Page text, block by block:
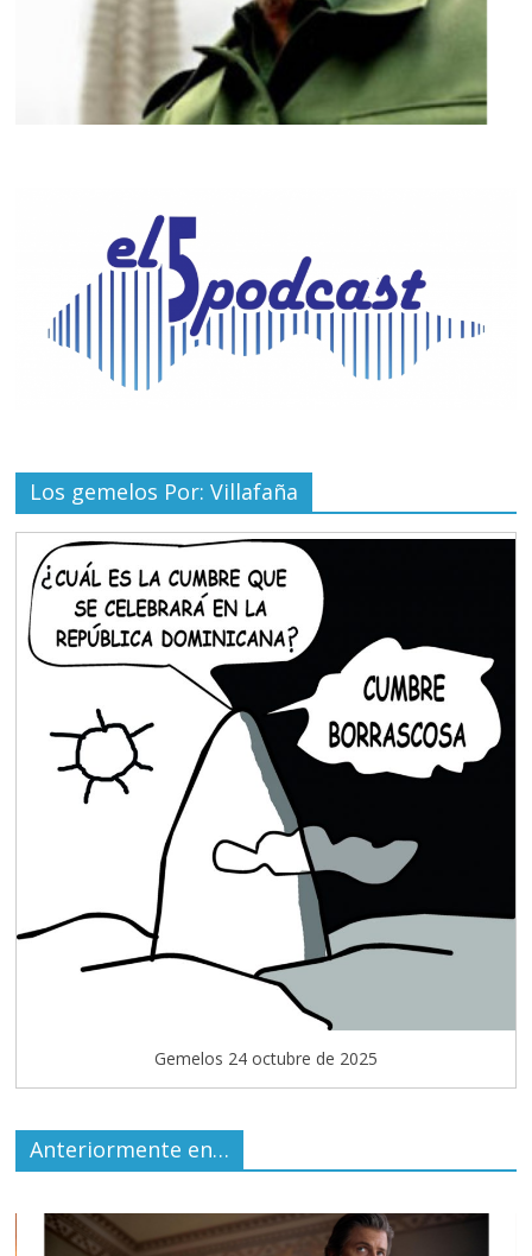
Los gemelos Por: Villafaña
Gemelos 24 octubre de 2025
Anteriormente en…